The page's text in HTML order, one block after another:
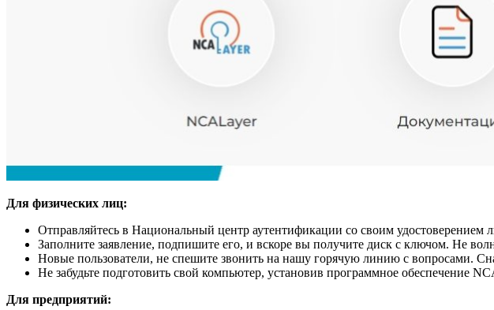
Для физических лиц:
Отправляйтесь в Национальный центр аутентификации со своим удостоверением
Заполните заявление, подпишите его, и вскоре вы получите диск с ключом. Не
Новые пользователи, не спешите звонить на нашу горячую линию с вопросами.
Не забудьте подготовить свой компьютер, установив программное обеспечение
Для предприятий: